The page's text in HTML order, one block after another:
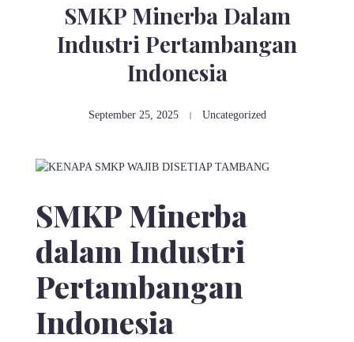
SMKP Minerba Dalam
Industri Pertambangan
Indonesia
September 25, 2025 Uncategorized
SMKP Minerba
dalam Industri
Pertambangan
Indonesia